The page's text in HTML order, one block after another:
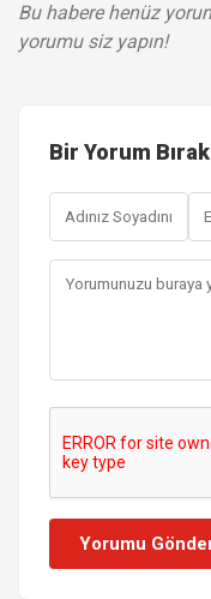
Bu habere henüz
yorumu siz yapın!
Bir Yorum
Yorumu